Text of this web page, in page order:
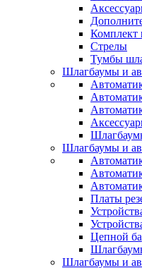
Комплект
Стрелы
Тумбы
Шлагбаумы и
Шлагбаумы и
Платы
Цепной
Шлагбаумы и